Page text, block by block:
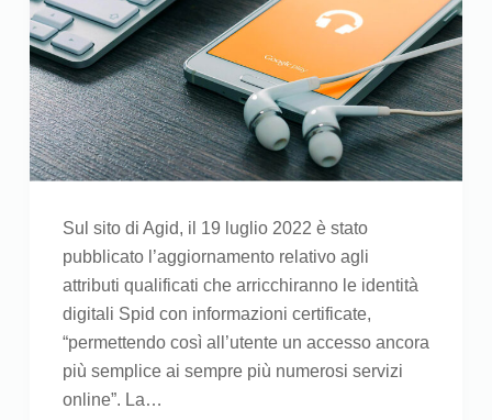
Sul sito di Agid, il 19 luglio 2022 è stato
pubblicato l’aggiornamento relativo agli
attributi qualificati che arricchiranno le identità
digitali Spid con informazioni certificate,
“permettendo così all’utente un accesso ancora
più semplice ai sempre più numerosi servizi
online”. La…